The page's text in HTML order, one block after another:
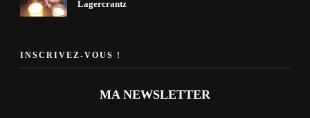
Lagercrantz
INSCRIVEZ-VOUS !
MA NEWSLETTER